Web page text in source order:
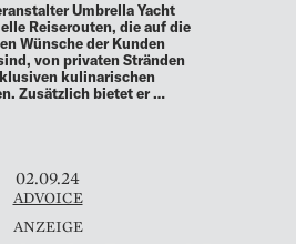
Umbrella Yacht
Reiserouten, die auf die
Wünsche der Kunden
von privaten Stränden
kulinarischen
Zusätzlich bietet er …
02.09.24
ADVOICE